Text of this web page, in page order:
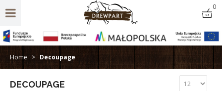
0
Home > Decoupage
DECOUPAGE